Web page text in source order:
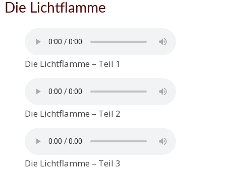
Die Lichtflamme
Die Lichtflamme – Teil 1
Die Lichtflamme – Teil 2
Die Lichtflamme – Teil 3